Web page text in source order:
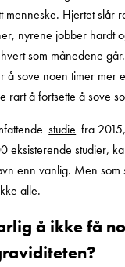
menneske. Hjertet slår
nyrene jobber hardt
som månedene
å sove noen timer mer
rart å fortsette å sove
studie fra
eksisterende studier,
enn vanlig. Men som
alle.
å ikke få